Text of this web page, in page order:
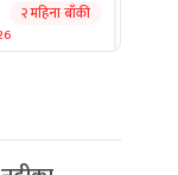
२ महिना बाँकी